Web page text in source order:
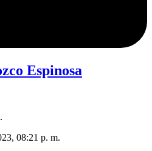
Espinosa
08:21 p. m.